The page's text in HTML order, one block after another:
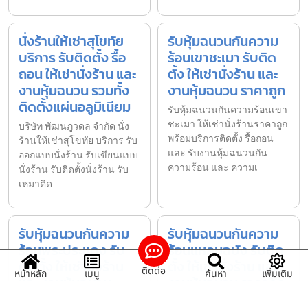
นั่งร้านให้เช่าสุโขทัย
บริการ รับติดตั้ง รื้อ
ถอน ให้เช่านั่งร้าน และ
งานหุ้มฉนวน รวมทั้ง
ติดตั้งแผ่นอลูมิเนียม
บริษัท พัฒนภูวดล จำกัด นั่ง
ร้านให้เช่าสุโขทัย บริการ รับ
ออกแบบนั่งร้าน รับเขียนแบบ
นั่งร้าน รับติดตั้งนั่งร้าน รับ
เหมาติด
รับหุ้มฉนวนกันความ
ร้อนเขาชะเมา รับติด
ตั้ง ให้เช่านั่งร้าน และ
งานหุ้มฉนวน ราคาถูก
รับหุ้มฉนวนกันความร้อนเขา
ชะเมา ให้เช่านั่งร้านราคาถูก
พร้อมบริการติดตั้ง รื้อถอน
และ รับงานหุ้มฉนวนกัน
ความร้อน และ ความเ
รับหุ้มฉนวนกันความ
ร้อนพระประแดง รับ
ติดตั้ง ให้เช่านั่งร้าน
รับหุ้มฉนวนกันความ
ร้อนแหลมฉบัง รับติด
ตั้ง ให้เช่านั่งร้าน และ
หน้าหลัก เมนู ติดต่อ ค้นหา เพิ่มเติม